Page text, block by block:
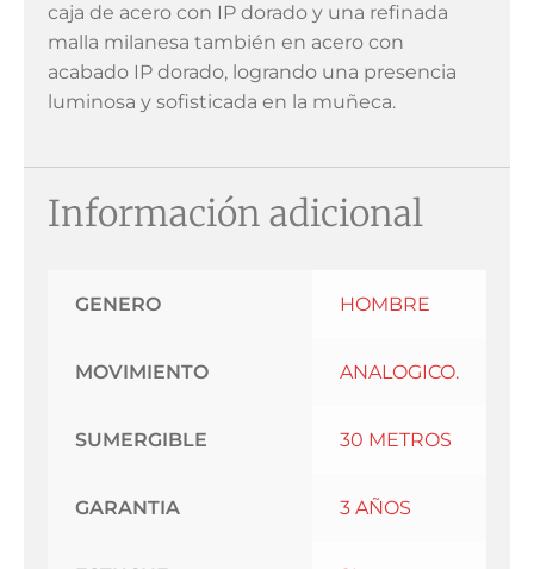
caja de acero con IP dorado y una refinada
malla milanesa también en acero con
acabado IP dorado, logrando una presencia
luminosa y sofisticada en la muñeca.
Información adicional
GENERO HOMBRE
MOVIMIENTO ANALOGICO.
SUMERGIBLE 30 METROS
GARANTIA 3 AÑOS